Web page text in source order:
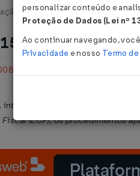
Estadual - Maranhão
12/2008
, integrante do Anexo 3.0 do
(ECF), os procedimentos
personalizar conteúdo e
Proteção de Dados (Lei nº
Ao continuar navegando,
Privacidade e nosso Termo de